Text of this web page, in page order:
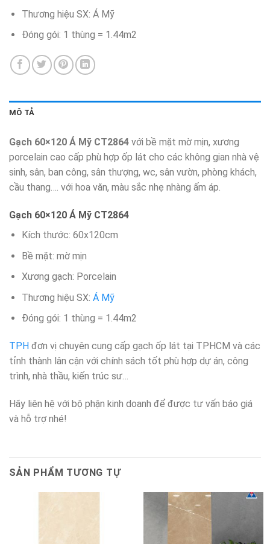
Thương hiệu SX: Á Mỹ
Đóng gói: 1 thùng = 1.44m2
MÔ TẢ
Gạch 60×120 Á Mỹ CT2864 với bề mặt mờ mịn, xương
porcelain cao cấp phù hợp ốp lát cho các không gian nhà vệ
sinh, sân, ban công, sân thượng, wc, sân vườn, phòng khách,
cầu thang…. với hoa văn, màu sắc nhẹ nhàng ấm áp.
Gạch 60×120 Á Mỹ CT2864
Kích thước: 60x120cm
Bề mặt: mờ mịn
Xương gạch: Porcelain
Thương hiệu SX: Á Mỹ
Đóng gói: 1 thùng = 1.44m2
TPH đơn vị chuyên cung cấp gạch ốp lát tại TPHCM và các
tỉnh thành lân cận với chính sách tốt phù hợp dự án, công
trình, nhà thầu, kiến trúc sư…
Hãy liên hệ với bộ phận kinh doanh để được tư vấn báo giá
và hỗ trợ nhé!
SẢN PHẨM TƯƠNG TỰ